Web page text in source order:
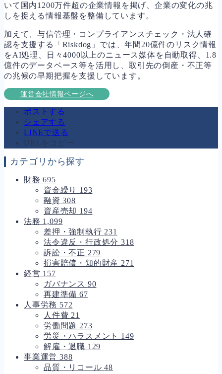
いて国内1200万件超の企業情報を掲げ、企業の変化の兆
しを捉える情報基盤を整備しています。
加えて、与信管理・コンプライアンスチェック・法人確
認を支援する「Riskdog」では、年間20億件のリスク情報
をAI処理、日々4000以上のニュース媒体を自動取得、1.8
億件のデータベース等を活用し、取引先の倒産・不正等
の兆候の早期把握を支援しています。
運営会社情報ページへ
ポストする
シェアする
LINEで送る
URLをコピー
カテゴリから探す
財務695
資金繰り 193
融資308
資産売却 194
法務 1,099
差押・強制執行 231
法令違反・行政処分318
訴訟・不正 279
損害賠償・知的財産 271
経営 157
ガバナンス 90
再建準備 67
人事労務 572
人件費 21
労働問題 273
労災・ハラスメント 149
解雇・退職 129
事業運営 388
品質・リコール48